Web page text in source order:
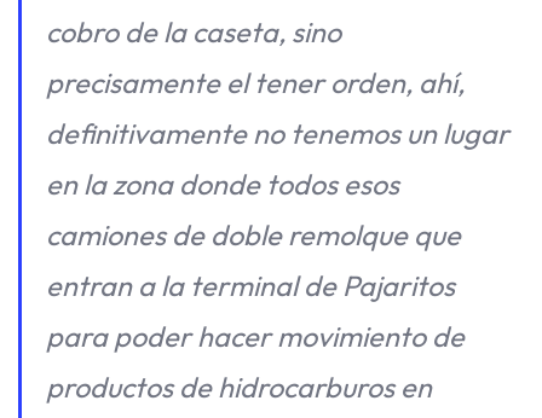
cobro de la caseta, sino
precisamente el tener orden, ahí,
definitivamente no tenemos un lugar
en la zona donde todos esos
camiones de doble remolque que
entran a la terminal de Pajaritos
para poder hacer movimiento de
productos de hidrocarburos en